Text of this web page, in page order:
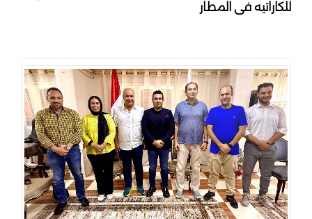
للكاراتيه فى المطار